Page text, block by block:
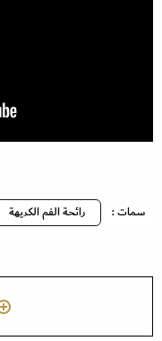
سمات : رائحة الفم الكريهة